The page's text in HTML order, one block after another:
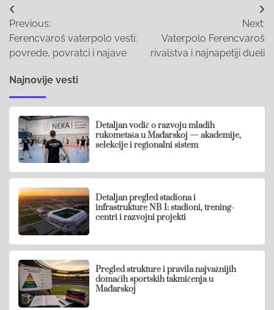
Post
navigation
Previous:
Ferencvaroš vaterpolo vesti:
povrede, povratci i najave
Next:
Vaterpolo Ferencvaroš
rivalstva i najnapetiji dueli
Najnovije vesti
Detaljan vodič o razvoju mladih
rukometaša u Mađarskoj — akademije,
selekcije i regionalni sistem
Detaljan pregled stadiona i
infrastrukture NB I: stadioni, trening-
centri i razvojni projekti
Pregled strukture i pravila najvažnijih
domaćih sportskih takmičenja u
Mađarskoj